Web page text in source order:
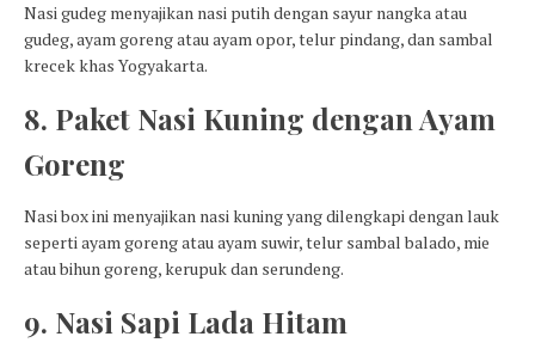
Nasi gudeg menyajikan nasi putih dengan sayur nangka atau
gudeg, ayam goreng atau ayam opor, telur pindang, dan sambal
krecek khas Yogyakarta.
8. Paket Nasi Kuning dengan Ayam
Goreng
Nasi box ini menyajikan nasi kuning yang dilengkapi dengan lauk
seperti ayam goreng atau ayam suwir, telur sambal balado, mie
atau bihun goreng, kerupuk dan serundeng.
9. Nasi Sapi Lada Hitam